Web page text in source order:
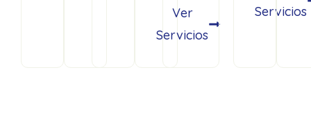
Ver
Servicios
Servicios